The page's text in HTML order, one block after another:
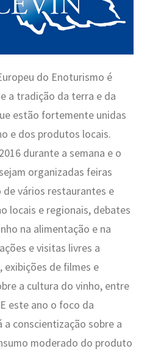
do Enoturismo é
a tradição da terra e da
estão fortemente unidas
e dos produtos locais.
durante a semana e o
organizadas feiras
de vários restaurantes e
locais e regionais, debates
na alimentação e na
e visitas livres a
exibições de filmes e
a cultura do vinho, entre
este ano o foco da
a conscientização sobre a
moderado do produto